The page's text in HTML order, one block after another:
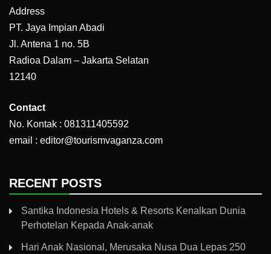
Address
PT. Jaya Impian Abadi
Jl. Antena 1 no. 5B
Radioa Dalam – Jakarta Selatan
12140
Contact
No. Kontak : 081311405592
email : editor@tourismvaganza.com
RECENT POSTS
Santika Indonesia Hotels & Resorts Kenalkan Dunia
Perhotelan Kepada Anak-anak
Hari Anak Nasional, Merusaka Nusa Dua Lepas 250